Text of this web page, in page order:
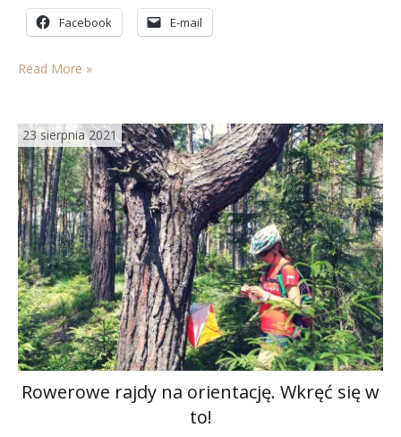
Małopolska, stała się jednym z największych regionów
winiarskich w Polsce. Województwo małopolskie na swoim
komercyjnych…
Facebook E-mail
Read More »
23 sierpnia 2021
Rowerowe rajdy na orientację. Wkręć się w
to!